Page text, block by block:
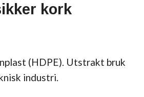
kork
(HDPE). Utstrakt bruk
industri.